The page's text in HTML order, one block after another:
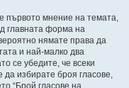
първото мнение на темата,
главната форма на
нямате права да
и най-малко два
се убедите, че всеки
избирате броя гласове,
“Брой гласове на